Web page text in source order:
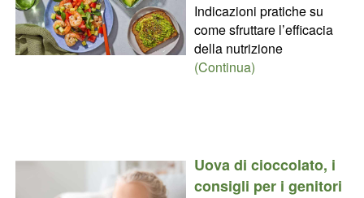
Indicazioni pratiche su
come sfruttare l’efficacia
della nutrizione
(Continua)
Uova di cioccolato, i
consigli per i genitori